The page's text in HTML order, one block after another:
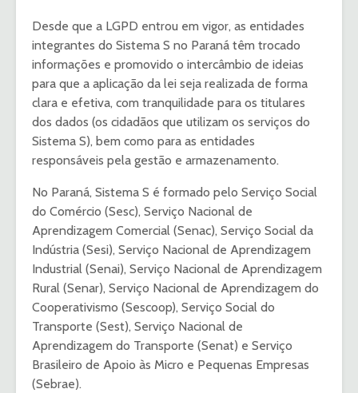
Desde que a LGPD entrou em vigor, as entidades
integrantes do Sistema S no Paraná têm trocado
informações e promovido o intercâmbio de ideias
para que a aplicação da lei seja realizada de forma
clara e efetiva, com tranquilidade para os titulares
dos dados (os cidadãos que utilizam os serviços do
Sistema S), bem como para as entidades
responsáveis pela gestão e armazenamento.
No Paraná, Sistema S é formado pelo Serviço Social
do Comércio (Sesc), Serviço Nacional de
Aprendizagem Comercial (Senac), Serviço Social da
Indústria (Sesi), Serviço Nacional de Aprendizagem
Industrial (Senai), Serviço Nacional de Aprendizagem
Rural (Senar), Serviço Nacional de Aprendizagem do
Cooperativismo (Sescoop), Serviço Social do
Transporte (Sest), Serviço Nacional de
Aprendizagem do Transporte (Senat) e Serviço
Brasileiro de Apoio às Micro e Pequenas Empresas
(Sebrae).